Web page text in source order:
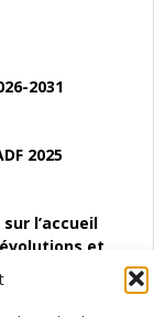
2031
2025
l’accueil
et